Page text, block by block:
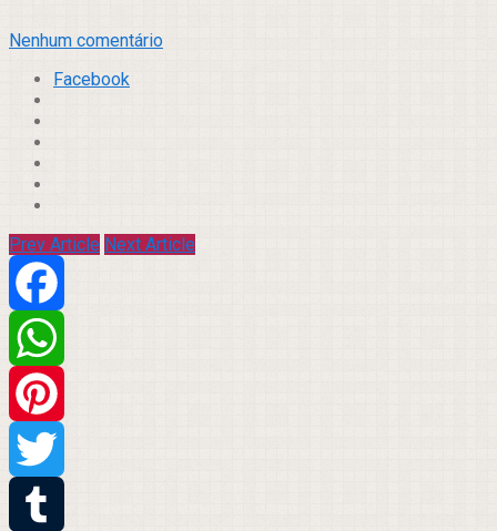
Nenhum comentário
Facebook
Prev Article Next Article
Facebook
WhatsApp
Pinterest
Twitter